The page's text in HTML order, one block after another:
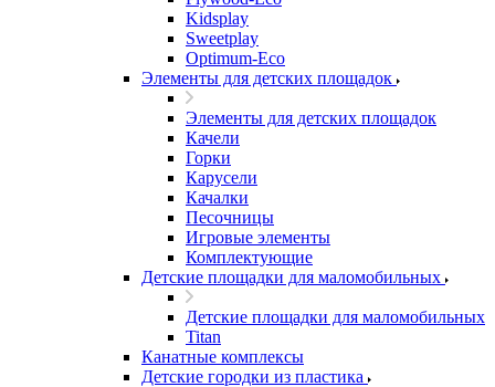
Kidsplay
Sweetplay
Оptimum-Еco
Элементы для детских площадок
Элементы для детских площадок
Качели
Горки
Карусели
Качалки
Песочницы
Игровые элементы
Комплектующие
Детские площадки для маломобильных
Детские площадки для маломобильных
Titan
Канатные комплексы
Детские городки из пластика